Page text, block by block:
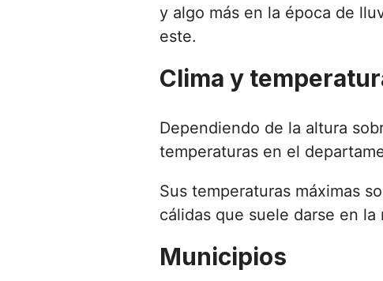
y algo más en la época de
este.
Clima y
Dependiendo de la altura
temperaturas en el
Sus temperaturas máximas
cálidas que suele darse en
Municipios